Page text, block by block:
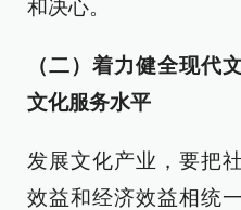
和决心。
（二）着力健全现代
文化服务水平
发展文化产业，要把
效益和经济效益相统